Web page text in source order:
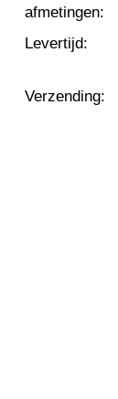
afmetingen:
Levertijd:
Verzending: